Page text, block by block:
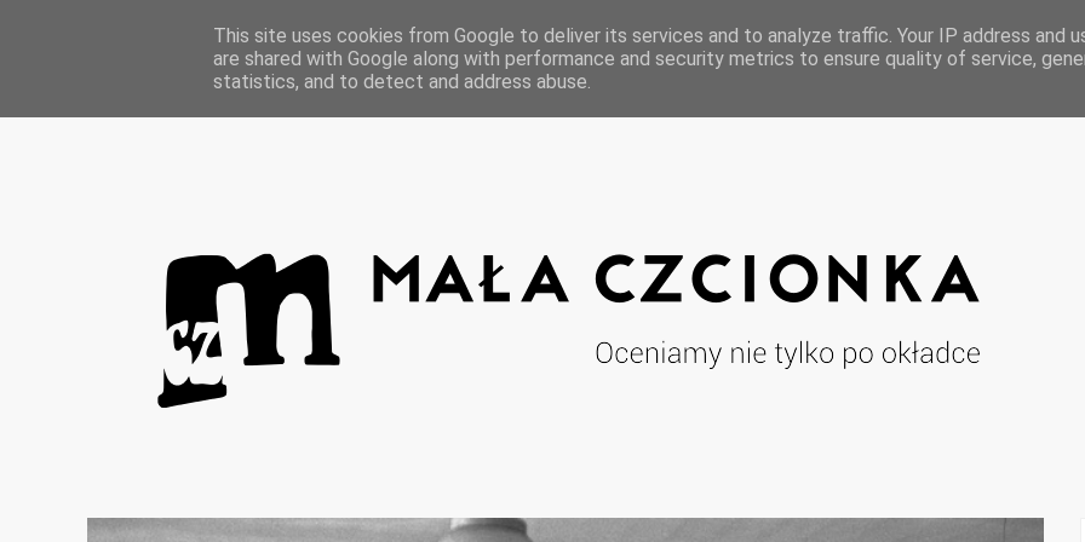
Strona głównaThis site uses cookies from Google to deliver its services and to analyze traffic. Your IP address and
are shared with Google along with performance and security metrics to ensure quality of service,
statistics, and to detect and address abuse.